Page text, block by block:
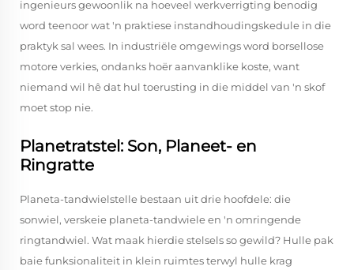
ingenieurs gewoonlik na hoeveel werkverrigting benodig
word teenoor wat 'n praktiese instandhoudingskedule in die
praktyk sal wees. In industriële omgewings word borsellose
motore verkies, ondanks hoër aanvanklike koste, want
niemand wil hê dat hul toerusting in die middel van 'n skof
moet stop nie.
Planetratstel: Son, Planeet- en
Ringratte
Planeta-tandwielstelle bestaan uit drie hoofdele: die
sonwiel, verskeie planeta-tandwiele en 'n omringende
ringtandwiel. Wat maak hierdie stelsels so gewild? Hulle pak
baie funksionaliteit in klein ruimtes terwyl hulle krag